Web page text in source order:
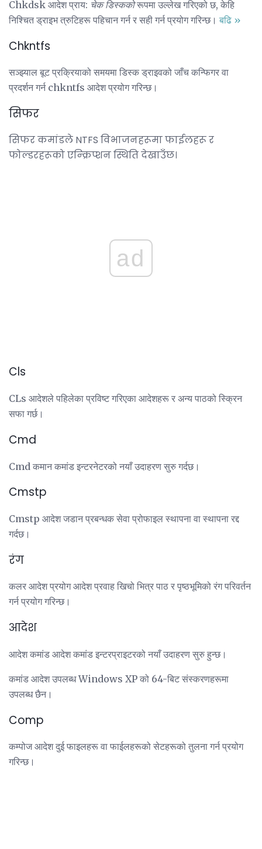
Chkdsk आदेश प्राय: चेक डिस्ककोरूपमा उल्लेख गरिएको छ, केहि
निश्चित ड्राइभ त्रुटिहरू पहिचान गर्न र सही गर्न प्रयोग गरिन्छ। बढि »
Chkntfs
सञ्झ्याल बूट प्रक्रियाको समयमा डिस्क ड्राइवको जाँच कन्फिगर वा
प्रदर्शन गर्न chkntfs आदेश प्रयोग गरिन्छ।
सिफर
सिफर कमांडले NTFS विभाजनहरूमा फाईलहरू र
फोल्डरहरूको एन्क्रिप्शन स्थिति देखाउँछ।
ad
Cls
CLs आदेशले पहिलेका प्रविष्ट गरिएका आदेशहरू र अन्य पाठको स्क्रिन
सफा गर्छ।
Cmd
Cmd कमान कमांड इन्टरनेटरको नयाँ उदाहरण सुरु गर्दछ।
Cmstp
Cmstp आदेश जडान प्रबन्धक सेवा प्रोफाइल स्थापना वा स्थापना रद्द
गर्दछ।
रंग
कलर आदेश प्रयोग आदेश प्रवाह खिचो भित्र पाठ र पृष्ठभूमिको रंग परिवर्तन
गर्न प्रयोग गरिन्छ।
आदेश
आदेश कमांड आदेश कमांड इन्टरप्राइटरको नयाँ उदाहरण सुरु हुन्छ।
कमांड आदेश उपलब्ध Windows XP को 64-बिट संस्करणहरूमा
उपलब्ध छैन।
Comp
कम्पोज आदेश दुई फाइलहरू वा फाईलहरूको सेटहरूको तुलना गर्न प्रयोग
गरिन्छ।